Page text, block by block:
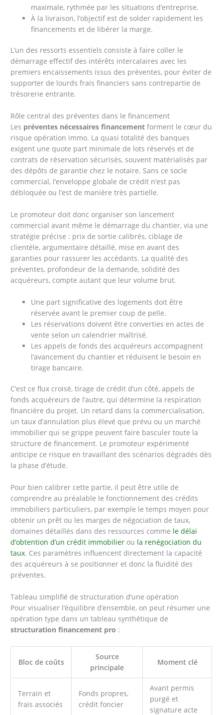
maximale, rythmée par les situations d’entreprise.
À la livraison, l’objectif est de solder rapidement les
financements et de libérer la marge.
L’un des ressorts essentiels consiste à faire coller le
démarrage effectif des intérêts intercalaires avec les
premiers encaissements issus des préventes, pour éviter de
supporter de lourds frais financiers sans contrepartie de
trésorerie entrante.
Rôle central des préventes dans le financement
Les préventes nécessaires financement forment le cœur du
risque opération immo. La quasi totalité des banques
exigent une quote part minimale de lots réservés et de
contrats de réservation sécurisés, souvent matérialisés par
des dépôts de garantie chez le notaire. Sans ce socle
commercial, l’enveloppe globale de crédit n’est pas
débloquée ou l’est de manière très partielle.
Le promoteur doit donc organiser son lancement
commercial avant même le démarrage du chantier, via une
stratégie précise : prix de sortie calibrés, ciblage de
clientèle, argumentaire détaillé, mise en avant des
garanties pour rassurer les accédants. La qualité des
préventes, profondeur de la demande, solidité des
acquéreurs, compte autant que leur volume brut.
Une part significative des logements doit être
réservée avant le premier coup de pelle.
Les réservations doivent être converties en actes de
vente selon un calendrier maîtrisé.
Les appels de fonds des acquéreurs accompagnent
l’avancement du chantier et réduisent le besoin en
tirage bancaire.
C’est ce flux croisé, tirage de crédit d’un côté, appels de
fonds acquéreurs de l’autre, qui détermine la respiration
financière du projet. Un retard dans la commercialisation,
un taux d’annulation plus élevé que prévu ou un marché
immobilier qui se grippe peuvent faire basculer toute la
structure de financement. Le promoteur expérimenté
anticipe ce risque en travaillant des scénarios dégradés dès
la phase d’étude.
Pour bien calibrer cette partie, il peut être utile de
comprendre au préalable le fonctionnement des crédits
immobiliers particuliers, par exemple le temps moyen pour
obtenir un prêt ou les marges de négociation de taux,
domaines détaillés dans des ressources comme le délai
d’obtention d’un crédit immobilier ou la renégociation du
taux. Ces paramètres influencent directement la capacité
des acquéreurs à se positionner et donc la fluidité des
préventes.
Tableau simplifié de structuration d’une opération
Pour visualiser l’équilibre d’ensemble, on peut résumer une
opération type dans un tableau synthétique de
structuration financement pro :
Bloc de coûts
Source
principale
Moment clé
Terrain et
frais associés
Fonds propres,
crédit foncier
Avant permis
purgé et
signature acte